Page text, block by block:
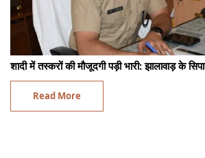
शादी में तस्करों की मौजूदगी पड़ी भारी: झालावाड़ के
Read More